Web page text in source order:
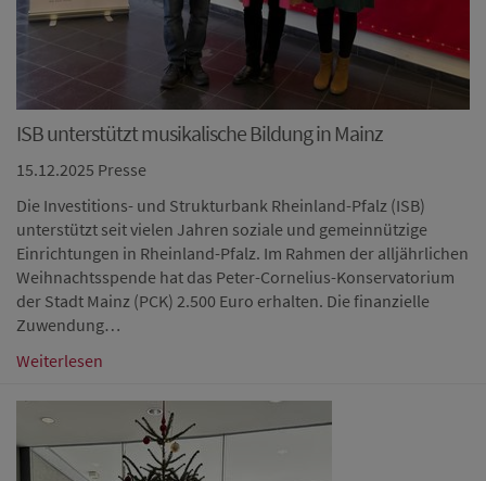
ISB unterstützt musikalische Bildung in Mainz
15.12.2025 Presse
Die Investitions- und Strukturbank Rheinland-Pfalz (ISB)
unterstützt seit vielen Jahren soziale und gemeinnützige
Einrichtungen in Rheinland-Pfalz. Im Rahmen der alljährlichen
Weihnachtsspende hat das Peter-Cornelius-Konservatorium
der Stadt Mainz (PCK) 2.500 Euro erhalten. Die finanzielle
Zuwendung…
Weiterlesen